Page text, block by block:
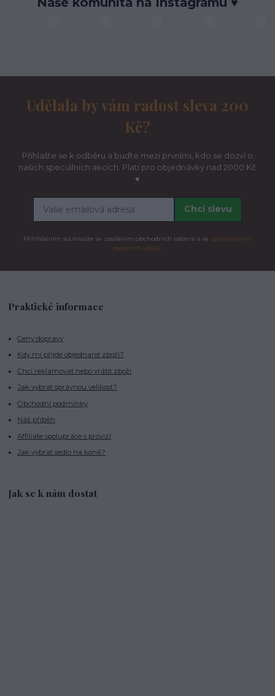
Udělala by vám radost sleva 200
Kč?
Přihlašte se k odběru a buďte mezi prvními, kdo se dozví o
našich speciálních akcích. Platí pro objednávky nad 2000 Kč
♥
Chci slevu
Přihlášením souhlasíte se zasíláním obchodních sdělení a se zpracováním
osobních údajů.
Praktické informace
Ceny dopravy
Kdy mi přijde objednané zboží?
Chci reklamovat nebo vrátit zboží
Jak vybrat správnou velikost?
Obchodní podmínky
Náš příběh
Affiliate spolupráce s provizí
Jak vybrat sedlo na koně?
Jak se k nám dostat